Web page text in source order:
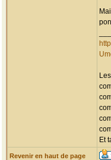
Et
Revenir en haut de page